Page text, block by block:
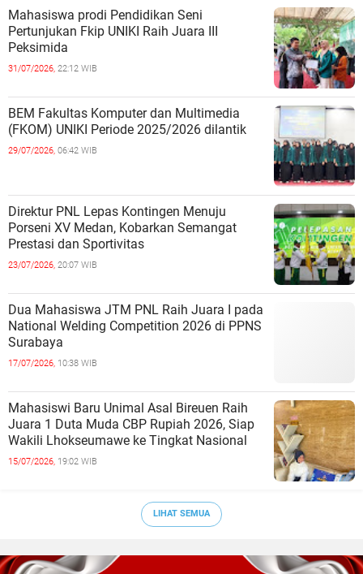
Mahasiswa prodi Pendidikan Seni
Pertunjukan Fkip UNIKI Raih Juara III
Peksimida
31/07/2026, 22:12 WIB
BEM Fakultas Komputer dan Multimedia
(FKOM) UNIKI Periode 2025/2026 dilantik
29/07/2026, 06:42 WIB
Direktur PNL Lepas Kontingen Menuju
Porseni XV Medan, Kobarkan Semangat
Prestasi dan Sportivitas
23/07/2026, 20:07 WIB
Dua Mahasiswa JTM PNL Raih Juara I pada
National Welding Competition 2026 di PPNS
Surabaya
17/07/2026, 10:38 WIB
Mahasiswi Baru Unimal Asal Bireuen Raih
Juara 1 Duta Muda CBP Rupiah 2026, Siap
Wakili Lhokseumawe ke Tingkat Nasional
15/07/2026, 19:02 WIB
LIHAT SEMUA